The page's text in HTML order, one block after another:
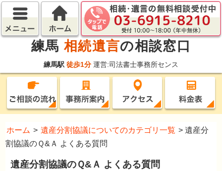
練馬 相続遺言の相談窓口
練馬駅 徒歩1分運営:司法書士事務所センス
ホーム > 遺産分割協議についてのカテゴリ一覧 >遺産分
割協議のＱ&Ａ よくある質問
遺産分割協議のＱ&Ａ よくある質問